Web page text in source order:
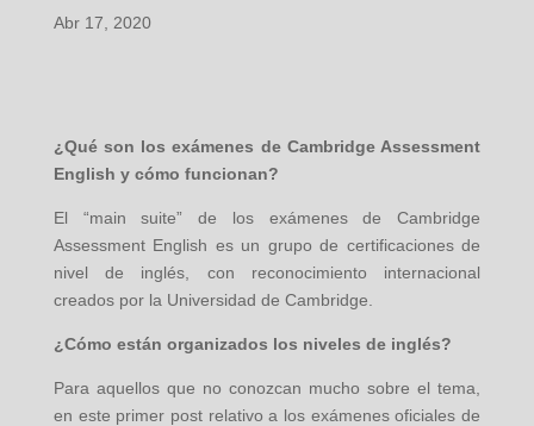
Abr 17, 2020
¿Qué son los exámenes de Cambridge Assessment
English y cómo funcionan?
El “main suite” de los exámenes de Cambridge
Assessment English es un grupo de certificaciones de
nivel de inglés, con reconocimiento internacional
creados por la Universidad de Cambridge.
¿Cómo están organizados los niveles de inglés?
Para aquellos que no conozcan mucho sobre el tema,
en este primer post relativo a los exámenes oficiales de